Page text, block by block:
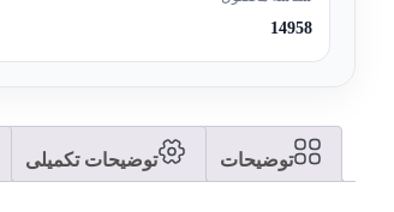
14958
توضیحات توضیحات تکمیلی